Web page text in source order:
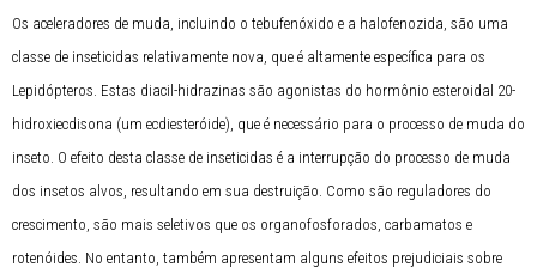
Os aceleradores de muda, incluindo o tebufenóxido e a halofenozida, são uma
classe de inseticidas relativamente nova, que é altamente específica para os
Lepidópteros. Estas diacil-hidrazinas são agonistas do hormônio esteroidal 20-
hidroxiecdisona (um ecdiesteróide), que é necessário para o processo de muda do
inseto. O efeito desta classe de inseticidas é a interrupção do processo de muda
dos insetos alvos, resultando em sua destruição. Como são reguladores do
crescimento, são mais seletivos que os organofosforados, carbamatos e
rotenóides. No entanto, também apresentam alguns efeitos prejudiciais sobre